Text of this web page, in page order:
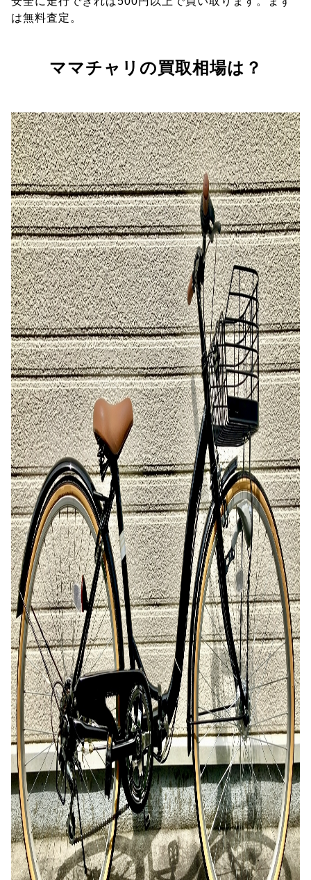
は無料査定。
ママチャリの買取相場は？